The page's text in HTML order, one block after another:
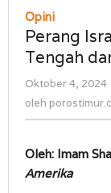
Opini
Perang
Tengah
Oktober 4, 2024
oleh
Oleh: Imam
Amerika